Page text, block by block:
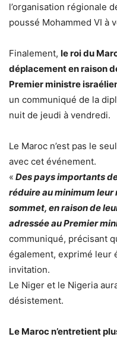
l’organisation régionale
poussé Mohammed VI à
Finalement, le roi du
déplacement en raison
Premier ministre
un communiqué de la
nuit de jeudi à vendredi.
Le Maroc n’est pas le
avec cet événement.
« Des pays importants
réduire au minimum
sommet, en raison de
adressée au Premier
communiqué, précisant
également, exprimé leur
invitation.
Le Niger et le Nigeria
désistement.
Le Maroc n’entretient